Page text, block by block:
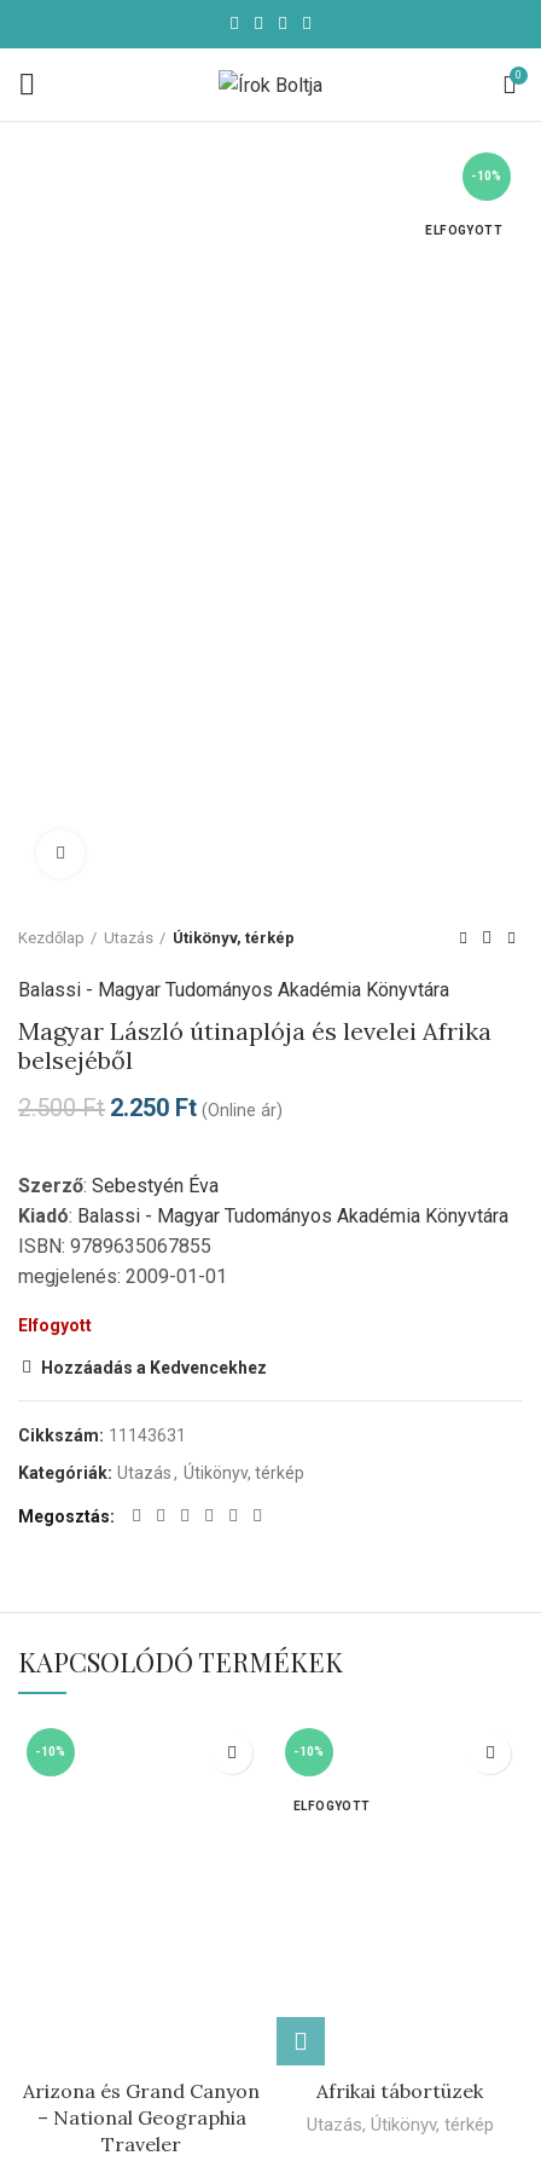
0
-10%
ELFOGYOTT
Kezdőlap Utazás Útikönyv, térkép
Balassi - Magyar Tudományos Akadémia Könyvtára
Magyar László útinaplója és levelei Afrika
belsejéből
2.500Ft 2.250 Ft (Online ár)
Szerző: Sebestyén Éva
Kiadó: Balassi - Magyar Tudományos Akadémia Könyvtára
ISBN: 9789635067855
megjelenés: 2009-01-01
Elfogyott
Hozzáadás a Kedvencekhez
Cikkszám: 11143631
Kategóriák: Utazás, Útikönyv, térkép
Megosztás
KAPCSOLÓDÓ TERMÉKEK
-10%
Arizona és Grand Canyon
– National Geographia
Traveler
-10%
ELFOGYOTT
Afrikai tábortüzek
Utazás, Útikönyv, térkép